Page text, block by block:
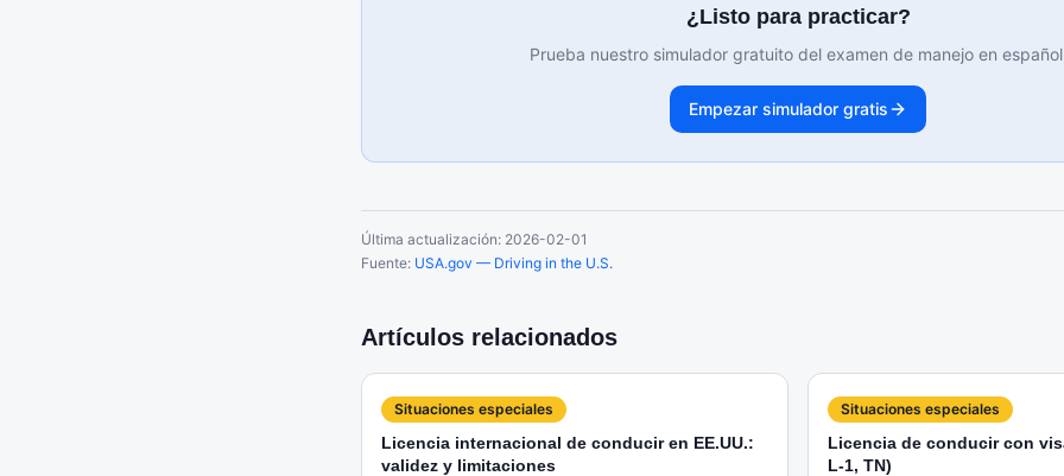
¿Listo para practicar?
Prueba nuestro simulador gratuito del examen de manejo en
Empezar simulador gratis
Última actualización: 2026-02-01
Fuente: USA.gov — Driving in the U.S.
Artículos relacionados
Situaciones especiales
Licencia internacional de conducir en EE.UU.:
validez y limitaciones
Situaciones especiales
Licencia de conducir con
L-1, TN)